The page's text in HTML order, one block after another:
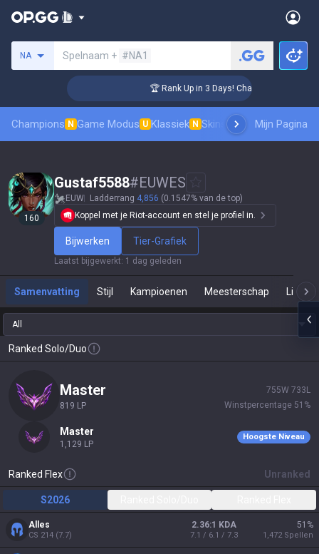
NA Spelnaam + #NA1
🏆 Rank Up in 3 Days! Challenger Coaching
Champions N Game Modus U Klassiek N SkinsranglijstMijn Pagina
160
Gustaf5588#EUWES
EUW Ladderrang 4,856 (0.1547% van de top)
Koppel met je Riot-account en stel je profiel in.
Bijwerken Tier-Grafiek
Laatst bijgewerkt: 1 dag geleden
Samenvatting Stijl Kampioenen Meesterschap Live
All
Ranked Solo/Duo
master
819 LP
755W 733 L
Winstpercentage 51 %
master
1,129 LP
Hoogste Niveau
Ranked Flex Unranked
S2026
Alles
CS 214 (7.7)
2.36:1 KDA
7.1 / 6.1 / 7.3
51 %
1,472 Spellen